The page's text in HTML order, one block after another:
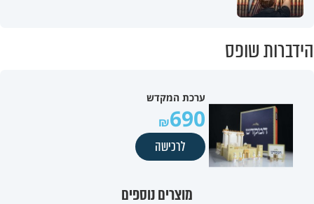
הידברות שופס
ערכת המקדש
690
לרכישה
מוצרים נוספים